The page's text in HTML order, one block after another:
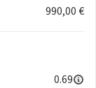
990,00 €
0.69